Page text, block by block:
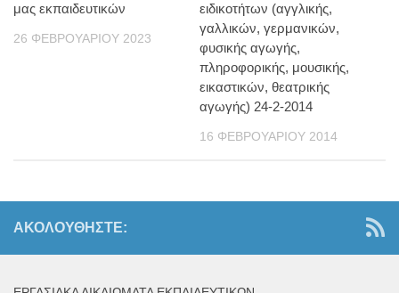
μας εκπαιδευτικών
26 ΦΕΒΡΟΥΑΡΊΟΥ 2023
ειδικοτήτων (αγγλικής,
γαλλικών, γερμανικών,
φυσικής αγωγής,
πληροφορικής, μουσικής,
εικαστικών, θεατρικής
αγωγής) 24-2-2014
16 ΦΕΒΡΟΥΑΡΊΟΥ 2014
ΑΚΟΛΟΥΘΉΣΤΕ: